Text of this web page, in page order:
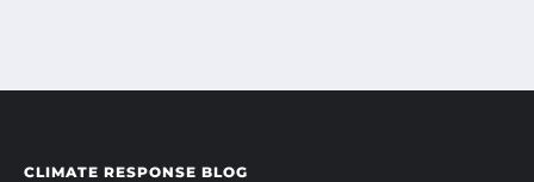
CLIMATE RESPONSE BLOG